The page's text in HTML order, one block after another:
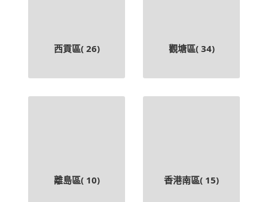
西貢區( 26) 觀塘區( 34)
離島區( 10) 香港南區( 15)